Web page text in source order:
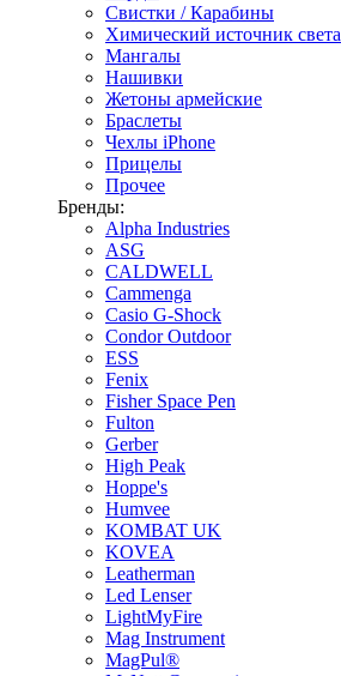
Свистки / Карабины
Химический источник света
Мангалы
Нашивки
Жетоны армейские
Браслеты
Чехлы iPhone
Прицелы
Прочее
Бренды:
Alpha Industries
ASG
CALDWELL
Cammenga
Casio G-Shock
Condor Outdoor
ESS
Fenix
Fisher Space Pen
Fulton
Gerber
High Peak
Hoppe's
Humvee
KOMBAT UK
KOVEA
Leatherman
Led Lenser
LightMyFire
Mag Instrument
MagPul®